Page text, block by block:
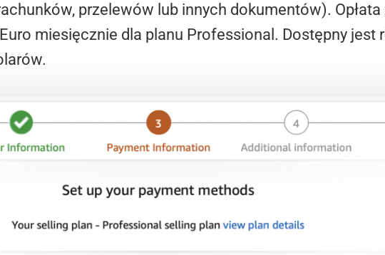
przelewów lub innych dokumentów).
miesięcznie dla planu Professional. Dostępny jest